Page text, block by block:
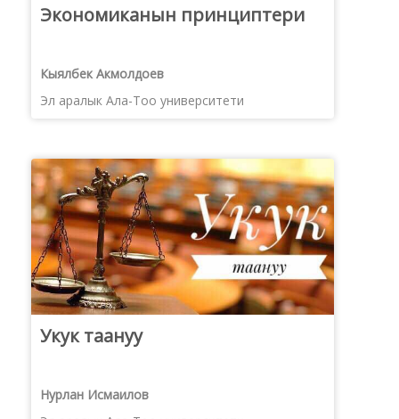
Экономиканын принциптери
Кыялбек Акмолдоев
Эл аралык Ала-Тоо университети
Укук таануу
Нурлан Исмаилов